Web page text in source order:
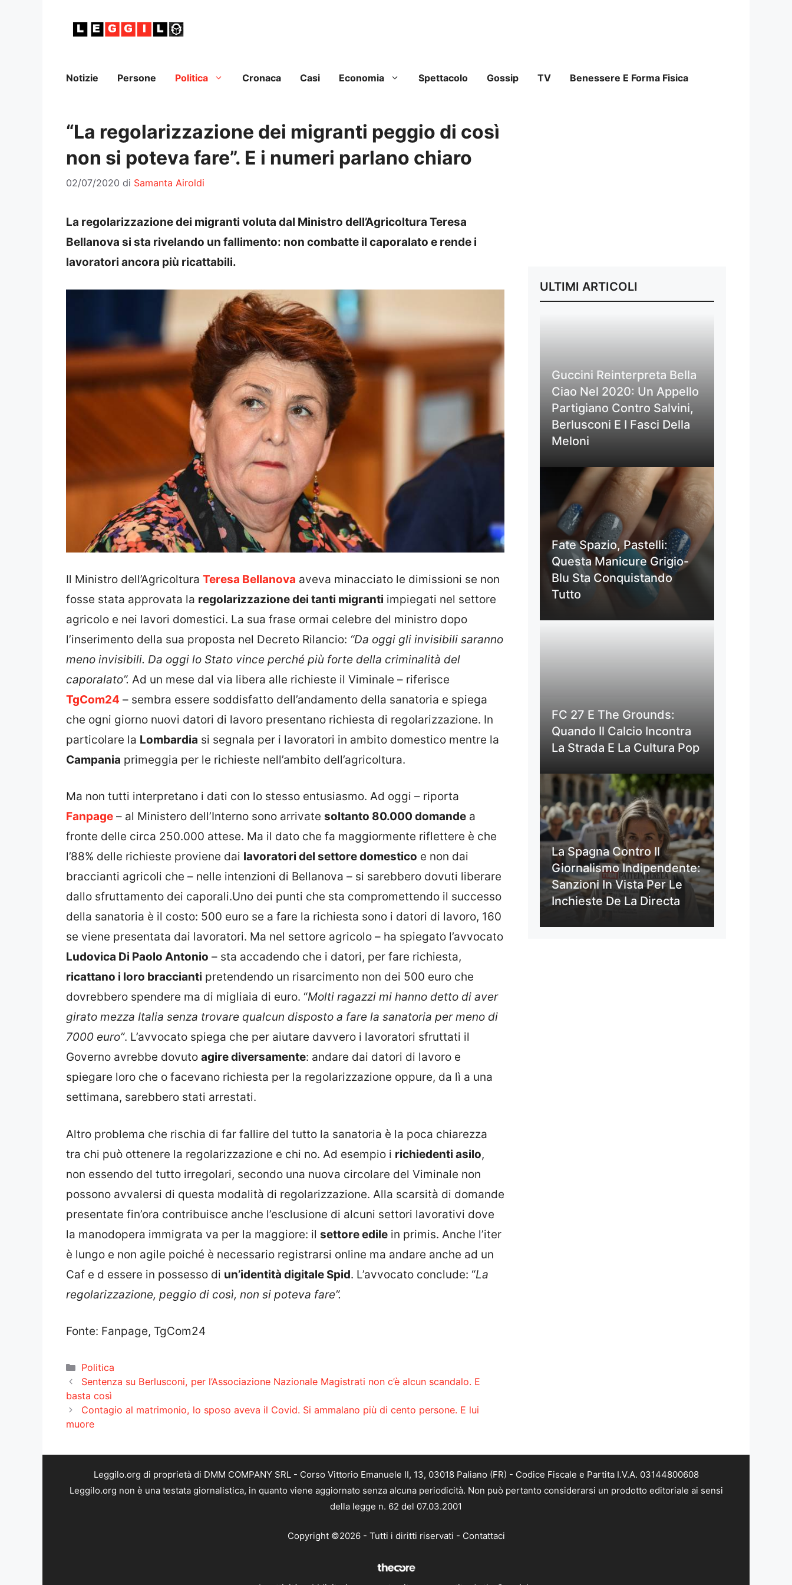
Notizie Persone Politica Cronaca Casi Economia Spettacolo Gossip TV Benessere E Forma Fisica
“La regolarizzazione dei migranti peggio di così
non si poteva fare”. E i numeri parlano chiaro
02/07/2020 di Samanta Airoldi
La regolarizzazione dei migranti voluta dal Ministro dell’Agricoltura Teresa
Bellanova si sta rivelando un fallimento: non combatte il caporalato e rende i
lavoratori ancora più ricattabili.
Il Ministro dell’Agricoltura Teresa Bellanova aveva minacciato le dimissioni se non
fosse stata approvata la regolarizzazione dei tanti migranti impiegati nel settore
agricolo e nei lavori domestici. La sua frase ormai celebre del ministro dopo
l’inserimento della sua proposta nel Decreto Rilancio: “Da oggi gli invisibili saranno
meno invisibili. Da oggi lo Stato vince perché più forte della criminalità del
caporalato”. Ad un mese dal via libera alle richieste il Viminale – riferisce
TgCom24 – sembra essere soddisfatto dell’andamento della sanatoria e spiega
che ogni giorno nuovi datori di lavoro presentano richiesta di regolarizzazione. In
particolare la Lombardia si segnala per i lavoratori in ambito domestico mentre la
Campania primeggia per le richieste nell’ambito dell’agricoltura.
Ma non tutti interpretano i dati con lo stesso entusiasmo. Ad oggi – riporta
Fanpage – al Ministero dell’Interno sono arrivate soltanto 80.000 domande a
fronte delle circa 250.000 attese. Ma il dato che fa maggiormente riflettere è che
l’88% delle richieste proviene dai lavoratori del settore domestico e non dai
braccianti agricoli che – nelle intenzioni di Bellanova – si sarebbero dovuti liberare
dallo sfruttamento dei caporali.Uno dei punti che sta compromettendo il successo
della sanatoria è il costo: 500 euro se a fare la richiesta sono i datori di lavoro, 160
se viene presentata dai lavoratori. Ma nel settore agricolo – ha spiegato l’avvocato
Ludovica Di Paolo Antonio – sta accadendo che i datori, per fare richiesta,
ricattano i loro braccianti pretendendo un risarcimento non dei 500 euro che
dovrebbero spendere ma di migliaia di euro. “Molti ragazzi mi hanno detto di aver
girato mezza Italia senza trovare qualcun disposto a fare la sanatoria per meno di
7000 euro”. L’avvocato spiega che per aiutare davvero i lavoratori sfruttati il
Governo avrebbe dovuto agire diversamente: andare dai datori di lavoro e
spiegare loro che o facevano richiesta per la regolarizzazione oppure, da lì a una
settimana, sarebbero stati arrestati.
Altro problema che rischia di far fallire del tutto la sanatoria è la poca chiarezza
tra chi può ottenere la regolarizzazione e chi no. Ad esempio i richiedenti asilo,
non essendo del tutto irregolari, secondo una nuova circolare del Viminale non
possono avvalersi di questa modalità di regolarizzazione. Alla scarsità di domande
presentate fin’ora contribuisce anche l’esclusione di alcuni settori lavorativi dove
la manodopera immigrata va per la maggiore: il settore edile in primis. Anche l’iter
è lungo e non agile poiché è necessario registrarsi online ma andare anche ad un
Caf e d essere in possesso di un’identità digitale Spid. L’avvocato conclude: “La
regolarizzazione, peggio di così, non si poteva fare”.
Fonte: Fanpage, TgCom24
Categorie
Politica
Sentenza su Berlusconi, per l’Associazione Nazionale Magistrati non c’è alcun scandalo. E
basta così
Contagio al matrimonio, lo sposo aveva il Covid. Si ammalano più di cento persone. E lui
muore
ULTIMI ARTICOLI
Guccini Reinterpreta Bella
Ciao Nel 2020: Un Appello
Partigiano Contro Salvini,
Berlusconi E I Fasci Della
Meloni
Fate Spazio, Pastelli:
Questa Manicure Grigio-
Blu Sta Conquistando
Tutto
FC 27 E The Grounds:
Quando Il Calcio Incontra
La Strada E La Cultura Pop
La Spagna Contro Il
Giornalismo Indipendente:
Sanzioni In Vista Per Le
Inchieste De La Directa
Leggilo.org di proprietà di DMM COMPANY SRL - Corso Vittorio Emanuele II, 13, 03018 Paliano (FR) - Codice Fiscale e Partita I.V.A. 03144800608
Leggilo.org non è una testata giornalistica, in quanto viene aggiornato senza alcuna periodicità. Non può pertanto considerarsi un prodotto editoriale ai sensi
della legge n. 62 del 07.03.2001
Copyright ©2026 - Tutti i diritti riservati - Contattaci